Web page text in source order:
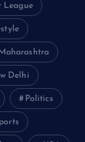
League
Maharashtra
Delhi
Politics